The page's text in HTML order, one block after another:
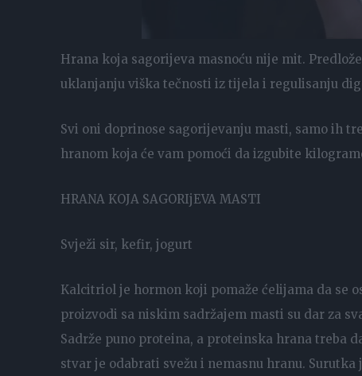
Hrana koja sagorijeva masnoću nije mit.
uklanjanju viška tečnosti iz tijela i regulisanju
Svi oni doprinose sagorijevanju masti, samo ih
hranom koja će vam pomoći da izgubite
HRANA KOJA SAGORIjEVA MASTI
Svježi sir, kefir, jogurt
Kalcitriol je hormon koji pomaže ćelijama da se
proizvodi sa niskim sadržajem masti su dar za
Sadrže puno proteina, a proteinska hrana treba
stvar je odabrati svežu i nemasnu hranu.